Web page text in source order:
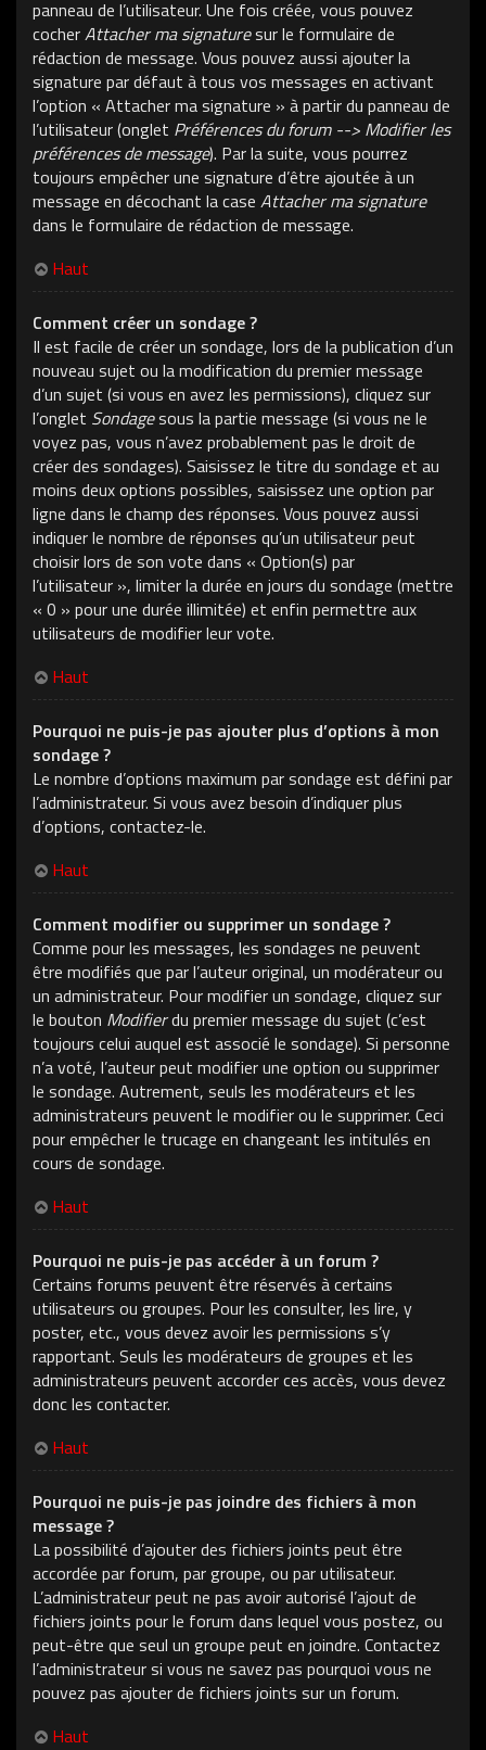
panneau de l’utilisateur. Une fois créée, vous pouvez
cocherAttacher ma signaturesur le formulaire de
rédaction de message. Vous pouvez aussi ajouter la
signature par défaut à tous vos messages en activant
l’option « Attacher ma signature » à partir du panneau de
l’utilisateur (onglet Préférences du forum --> Modifier les
préférences de message). Par la suite, vous pourrez
toujours empêcher une signature d’être ajoutée à un
message en décochant la case Attacher ma signature
dans le formulaire de rédaction de message.
Haut
Comment créer un sondage ?
Il est facile de créer un sondage, lors de la publication d’un
nouveau sujet ou la modification du premier message
d’un sujet (si vous en avez les permissions), cliquez sur
l’onglet Sondagesous la partie message (si vous ne le
voyez pas, vous n’avez probablement pas le droit de
créer des sondages). Saisissez le titre du sondage et au
moins deux options possibles, saisissez une option par
ligne dans le champ des réponses. Vous pouvez aussi
indiquer le nombre de réponses qu’un utilisateur peut
choisir lors de son vote dans « Option(s) par
l’utilisateur », limiter la durée en jours du sondage (mettre
« 0 » pour une durée illimitée) et enfin permettre aux
utilisateurs de modifier leur vote.
Haut
Pourquoi ne puis-je pas ajouter plus d’options à mon
sondage ?
Le nombre d’options maximum par sondage est défini par
l’administrateur. Si vous avez besoin d’indiquer plus
d’options, contactez-le.
Haut
Comment modifier ou supprimer un sondage ?
Comme pour les messages, les sondages ne peuvent
être modifiés que par l’auteur original, un modérateur ou
un administrateur. Pour modifier un sondage, cliquez sur
le bouton Modifierdu premier message du sujet (c’est
toujours celui auquel est associé le sondage). Si personne
n’a voté, l’auteur peut modifier une option ou supprimer
le sondage. Autrement, seuls les modérateurs et les
administrateurs peuvent le modifier ou le supprimer. Ceci
pour empêcher le trucage en changeant les intitulés en
cours de sondage.
Haut
Pourquoi ne puis-je pas accéder à un forum ?
Certains forums peuvent être réservés à certains
utilisateurs ou groupes. Pour les consulter, les lire, y
poster, etc., vous devez avoir les permissions s’y
rapportant. Seuls les modérateurs de groupes et les
administrateurs peuvent accorder ces accès, vous devez
donc les contacter.
Haut
Pourquoi ne puis-je pas joindre des fichiers à mon
message ?
La possibilité d’ajouter des fichiers joints peut être
accordée par forum, par groupe, ou par utilisateur.
L’administrateur peut ne pas avoir autorisé l’ajout de
fichiers joints pour le forum dans lequel vous postez, ou
peut-être que seul un groupe peut en joindre. Contactez
l’administrateur si vous ne savez pas pourquoi vous ne
pouvez pas ajouter de fichiers joints sur un forum.
Haut